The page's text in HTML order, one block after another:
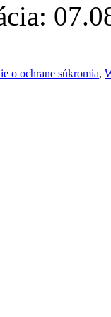
o ochrane súkromia,